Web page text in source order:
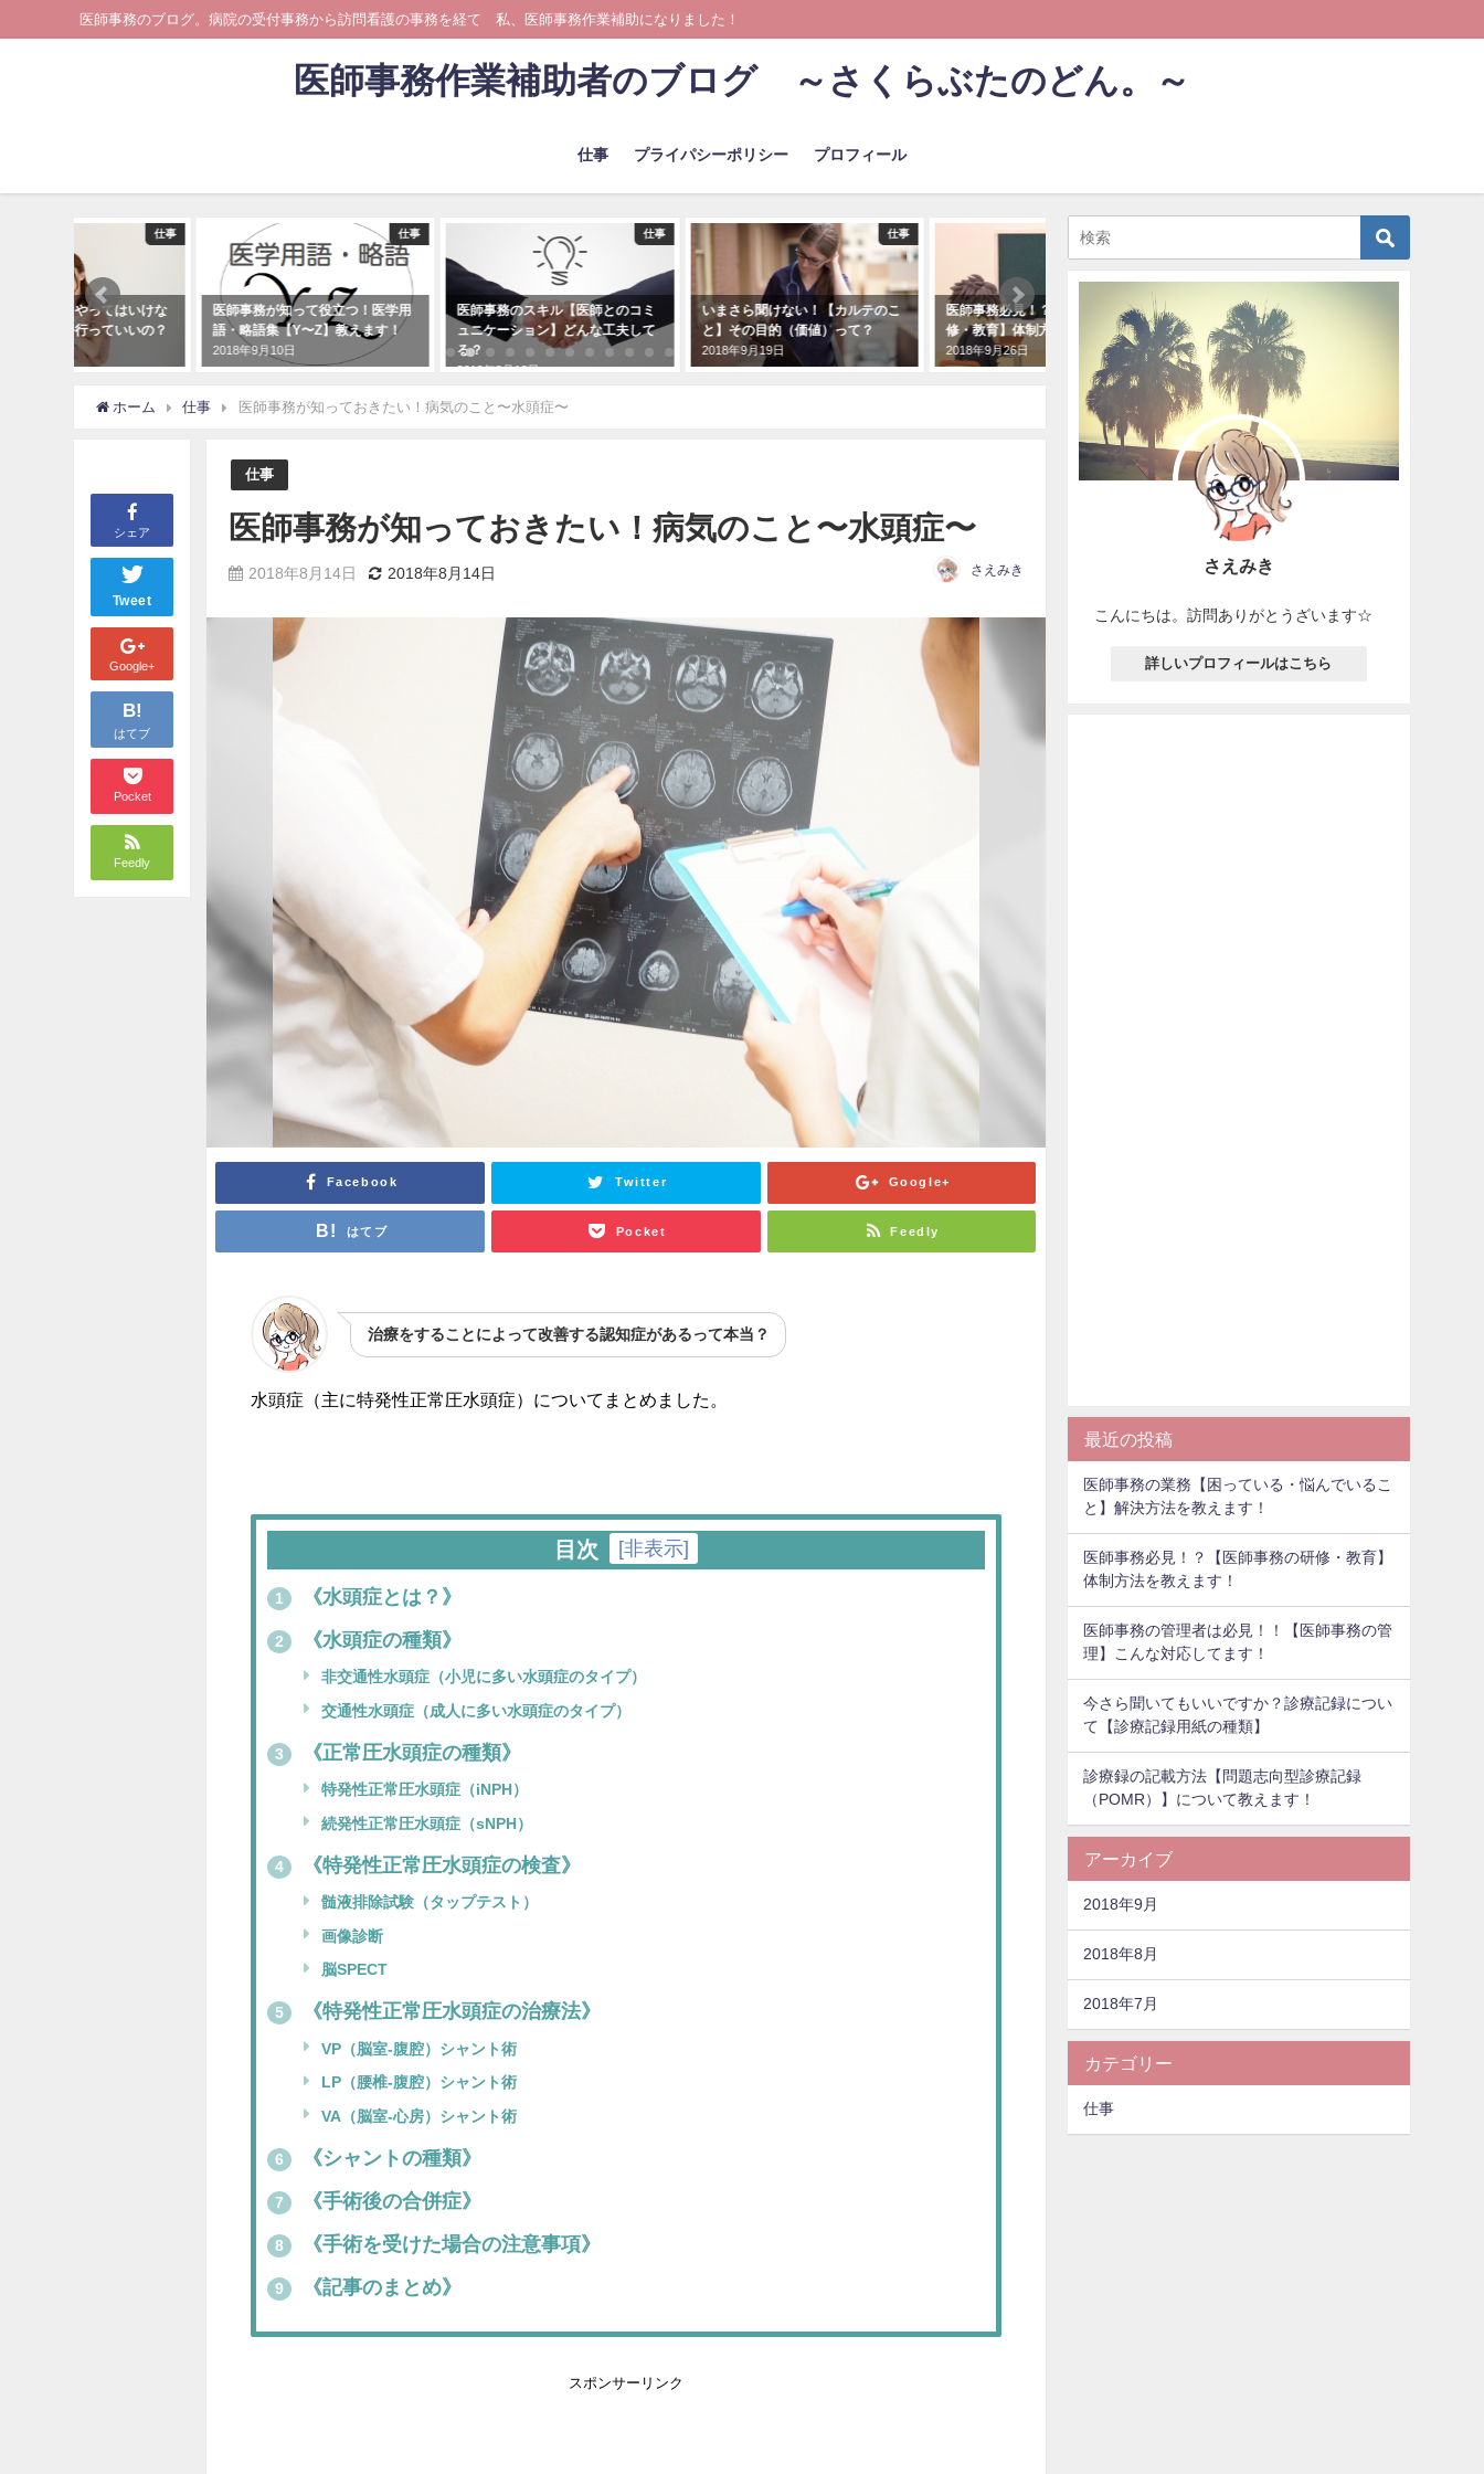
医師事務のブログ。病院の受付事務から訪問看護の事務を経て 私、医師事務作業補助になりました！
医師事務作業補助者のブログ ～さくらぶたのどん。～
仕事 プライパシーポリシー プロフィール
仕事
務の疑問【やってはいけな
】この業務行っていいの？
仕事
医師事務が知って役立つ！医学用
語・略語集【Y〜Z】教えます！
2018年9月10日
仕事
医師事務のスキル【医師とのコミ
ュニケーション】どんな工夫して
る？
2018年8月18日
仕事
いまさら聞けない！【カルテのこ
と】その目的（価値）って？
2018年9月19日
医師事務必見！？【医師事務の研
修・教育】体制方法を教えます！
2018年9月26日
仕事
医師事務の管理者は必見！！【医
師事務の管理】こんな対応してま
す！
2018年9月23日
ホーム 仕事 医師事務が知っておきたい！病気のこと〜水頭症〜
シェア
Tweet
Google+
B!
はてブ
Pocket
Feedly
仕事
医師事務が知っておきたい！病気のこと〜水頭症〜
2018年8月14日 2018年8月14日 さえみき
Facebook Twitter Google+
はてブ Pocket Feedly
治療をすることによって改善する認知症があるって本当？
水頭症（主に特発性正常圧水頭症）についてまとめました。
目次 [非表示]
1 《水頭症とは？》
2 《水頭症の種類》
非交通性水頭症（小児に多い水頭症のタイプ）
交通性水頭症（成人に多い水頭症のタイプ）
3 《正常圧水頭症の種類》
特発性正常圧水頭症（iNPH）
続発性正常圧水頭症（sNPH）
4 《特発性正常圧水頭症の検査》
髄液排除試験（タップテスト）
画像診断
脳SPECT
5 《特発性正常圧水頭症の治療法》
VP（脳室-腹腔）シャント術
LP（腰椎-腹腔）シャント術
VA（脳室-心房）シャント術
6 《シャントの種類》
7 《手術後の合併症》
8 《手術を受けた場合の注意事項》
9 《記事のまとめ》
スポンサーリンク
さえみき
こんにちは。訪問ありがとうざいます☆
詳しいプロフィールはこちら
最近の投稿
医師事務の業務【困っている・悩んでいるこ
と】解決方法を教えます！
医師事務必見！？【医師事務の研修・教育】
体制方法を教えます！
医師事務の管理者は必見！！【医師事務の管
理】こんな対応してます！
今さら聞いてもいいですか？診療記録につい
て【診療記録用紙の種類】
診療録の記載方法【問題志向型診療記録
（POMR）】について教えます！
アーカイブ
2018年9月
2018年8月
2018年7月
カテゴリー
仕事